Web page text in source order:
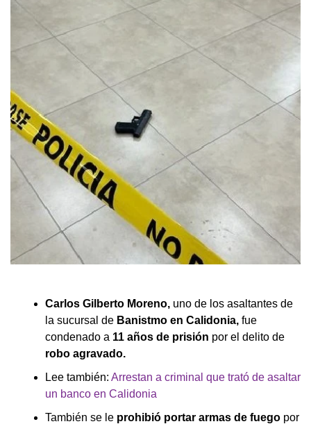
Carlos Gilberto Moreno, uno de los asaltantes de
la sucursal de Banistmo en Calidonia, fue
condenado a 11 años de prisión por el delito de
robo agravado.
Lee también: Arrestan a criminal que trató de asaltar
un banco en Calidonia
También se le prohibió portar armas de fuego por